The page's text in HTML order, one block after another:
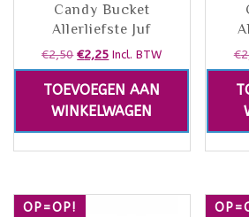
Candy Bucket
Allerliefste Juf
€2,50 €2,25 Incl. BTW
TOEVOEGEN AAN
WINKELWAGEN
€
OP=OP!